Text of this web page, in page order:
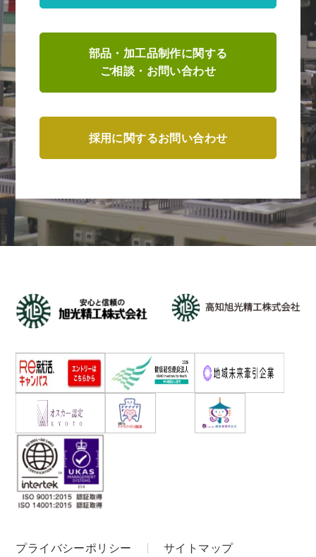
部品・加工品制作に関する
ご相談・お問い合わせ
採用に関するお問い合わせ
プライバシーポリシー サイトマップ